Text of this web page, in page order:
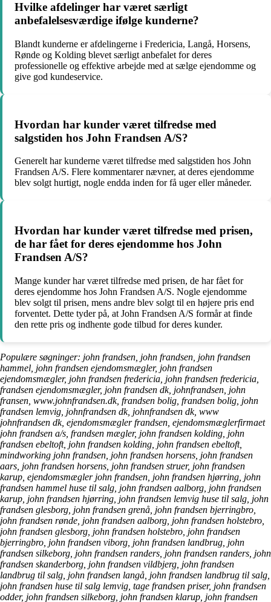
Hvilke afdelinger har været særligt
anbefalelsesværdige ifølge kunderne?
Blandt kunderne er afdelingerne i Fredericia, Langå, Horsens,
Rønde og Kolding blevet særligt anbefalet for deres
professionelle og effektive arbejde med at sælge ejendomme og
give god kundeservice.
Hvordan har kunder været tilfredse med
salgstiden hos John Frandsen A/S?
Generelt har kunderne været tilfredse med salgstiden hos John
Frandsen A/S. Flere kommentarer nævner, at deres ejendomme
blev solgt hurtigt, nogle endda inden for få uger eller måneder.
Hvordan har kunder været tilfredse med prisen,
de har fået for deres ejendomme hos John
Frandsen A/S?
Mange kunder har været tilfredse med prisen, de har fået for
deres ejendomme hos John Frandsen A/S. Nogle ejendomme
blev solgt til prisen, mens andre blev solgt til en højere pris end
forventet. Dette tyder på, at John Frandsen A/S formår at finde
den rette pris og indhente gode tilbud for deres kunder.
Populære søgninger: john frandsen, john frandsen, john frandsen
hammel, john frandsen ejendomsmægler, john frandsen
ejendomsmægler, john frandsen fredericia, john frandsen fredericia,
frandsen ejendomsmægler, john frandsen dk, johnfrandsen, john
fransen, www.johnfrandsen.dk, frandsen bolig, frandsen bolig, john
frandsen lemvig, johnfrandsen dk, johnfrandsen dk, www
johnfrandsen dk, ejendomsmægler frandsen, ejendomsmæglerfirmaet
john frandsen a/s, frandsen mægler, john frandsen kolding, john
frandsen ebeltoft, john frandsen kolding, john frandsen ebeltoft,
mindworking john frandsen, john frandsen horsens, john frandsen
aars, john frandsen horsens, john frandsen struer, john frandsen
karup, ejendomsmægler john frandsen, john frandsen hjørring, john
frandsen hammel huse til salg, john frandsen aalborg, john frandsen
karup, john frandsen hjørring, john frandsen lemvig huse til salg, john
frandsen glesborg, john frandsen grenå, john frandsen bjerringbro,
john frandsen rønde, john frandsen aalborg, john frandsen holstebro,
john frandsen glesborg, john frandsen holstebro, john frandsen
bjerringbro, john frandsen viborg, john frandsen landbrug, john
frandsen silkeborg, john frandsen randers, john frandsen randers, john
frandsen skanderborg, john frandsen vildbjerg, john frandsen
landbrug til salg, john frandsen langå, john frandsen landbrug til salg,
john frandsen huse til salg lemvig, tage frandsen priser, john frandsen
odder, john frandsen silkeborg, john frandsen klarup, john frandsen